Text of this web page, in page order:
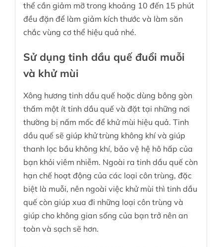
thể cần giảm mỡ trong khoảng 10 đến 15 phút
đều đặn để làm giảm kích thước và làm săn
chắc vùng cơ thể hiệu quả nhé.
Sử dụng tinh dầu quế đuổi muỗi
và khử mùi
Xông hương tinh dầu quế hoặc dùng bông gòn
thấm một ít tinh dầu quế và đặt tại những nơi
thường bị nấm mốc để khử mùi hiệu quả. Tinh
dầu quế sẽ giúp khử trùng không khí và giúp
thanh lọc bầu không khí, bảo vệ hệ hô hấp của
bạn khỏi viêm nhiễm. Ngoài ra tinh dầu quế còn
hạn chế hoạt động của các loại côn trùng, đặc
biệt là muỗi, nên ngoài việc khử mùi thì tinh dầu
quế còn giúp xua đi những loại côn trùng và
giúp cho không gian sống của bạn trở nên an
toàn và sạch sẽ hơn.